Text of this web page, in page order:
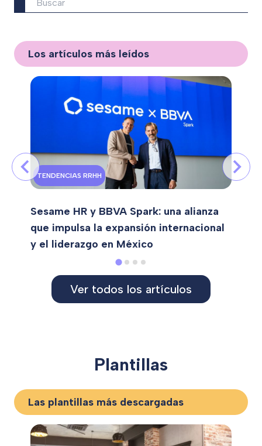
Los artículos más leídos
TENDENCIAS RRHH
Sesame HR y BBVA Spark: una alianza
que impulsa la expansión internacional
y el liderazgo en México
Ver todos los artículos
Plantillas
Las plantillas más descargadas